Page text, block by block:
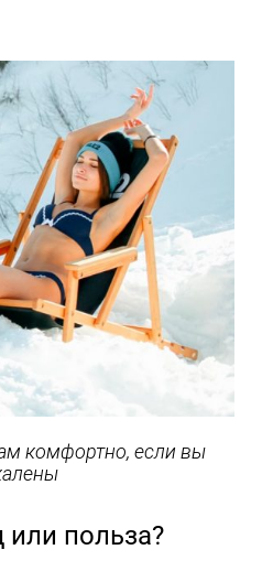
комфортно, если вы
или польза?